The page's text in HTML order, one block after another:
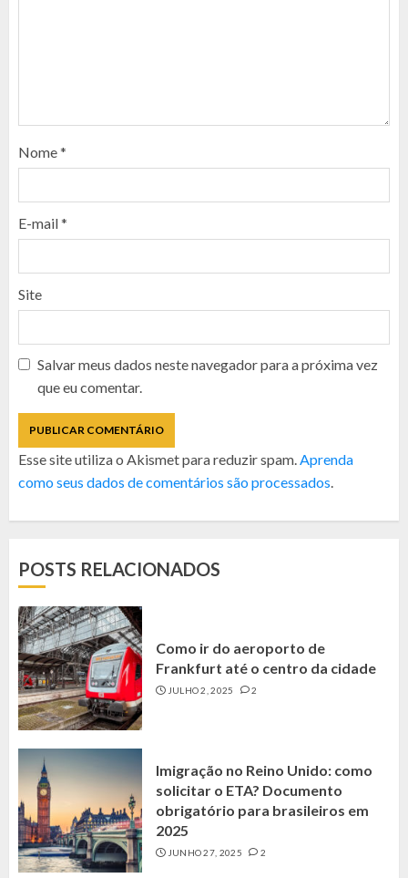
Nome*
E-mail*
Site
Salvar meus dados neste navegador para a próxima vez
que eu comentar.
Esse site utiliza o Akismet para reduzir spam. Aprenda
como seus dados de comentários são processados
POSTS RELACIONADOS
Como ir do aeroporto de
Frankfurt até o centro da cidade
JULHO 2, 2025 2
Imigração no Reino Unido: como
solicitar o ETA? Documento
obrigatório para brasileiros em
2025
JUNHO 27, 2025 2